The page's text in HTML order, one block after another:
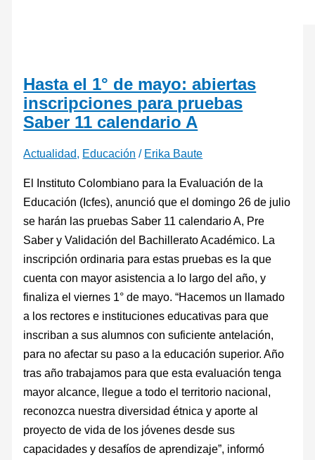
Hasta el 1° de mayo: abiertas
inscripciones para pruebas
Saber 11 calendario A
Actualidad, Educación / Erika Baute
El Instituto Colombiano para la Evaluación de la
Educación (Icfes), anunció que el domingo 26 de julio
se harán las pruebas Saber 11 calendario A, Pre
Saber y Validación del Bachillerato Académico. La
inscripción ordinaria para estas pruebas es la que
cuenta con mayor asistencia a lo largo del año, y
finaliza el viernes 1° de mayo. “Hacemos un llamado
a los rectores e instituciones educativas para que
inscriban a sus alumnos con suficiente antelación,
para no afectar su paso a la educación superior. Año
tras año trabajamos para que esta evaluación tenga
mayor alcance, llegue a todo el territorio nacional,
reconozca nuestra diversidad étnica y aporte al
proyecto de vida de los jóvenes desde sus
capacidades y desafíos de aprendizaje”, informó